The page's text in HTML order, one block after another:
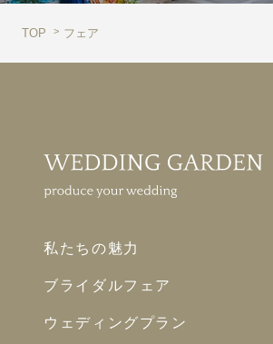
TOP フェア
私たちの魅力
ブライダルフェア
ウェディングプラン